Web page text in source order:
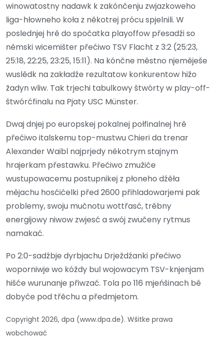
winowatostny nadawk k zakónčenju zwjazkoweho
liga-hłowneho koła z někotrej prócu spjelnili. W
poslednjej hrě do spočatka playoffow přesadźi so
němski wicemišter přećiwo TSV Flacht z 3:2 (25:23,
25:18, 22:25, 23:25, 15:11). Na kónčne městno njeměješe
wuslědk na zakładźe rezultatow konkurentow hižo
žadyn wliw. Tak trjechi tabulkowy štwórty w play-off-
štwórćfinalu na Pjaty USC Münster.
Dwaj dnjej po europskej pokalnej połfinalnej hrě
přećiwo italskemu top-mustwu Chieri da trenar
Alexander Waibl najprjedy někotrym stajnym
hrajerkam přestawku. Přećiwo zmužiće
wustupowacemu postupnikej z płoneho dźěła
mějachu hosćićelki před 2600 přihladowarjemi pak
problemy, swoju mučnotu wottřasć, trěbny
energijowy niwow zwjesć a swój zwučeny rytmus
namakać.
Po 2:0-sadźbje dyrbjachu Drježdźanki přećiwo
woporniwje wo kóždy bul wojowacym TSV-knjenjam
hišće wurunanje přiwzać. Tola po 116 mjeńšinach bě
dobyće pod třěchu a předmjetom.
Copyright 2026, dpa (www.dpa.de). Wšitke prawa
wobchować